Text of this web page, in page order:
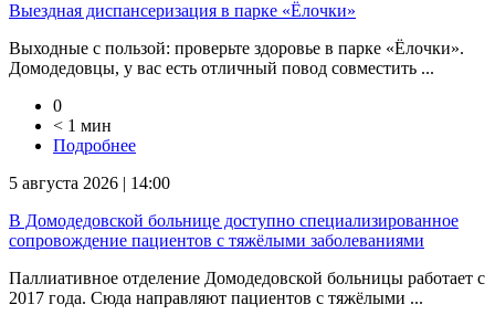
Выездная диспансеризация в парке «Ёлочки»
Выходные с пользой: проверьте здоровье в парке «Ёлочки».
Домодедовцы, у вас есть отличный повод совместить ...
0
< 1 мин
Подробнее
5 августа 2026 | 14:00
В Домодедовской больнице доступно специализированное
сопровождение пациентов с тяжёлыми заболеваниями
Паллиативное отделение Домодедовской больницы работает с
2017 года. Сюда направляют пациентов с тяжёлыми ...